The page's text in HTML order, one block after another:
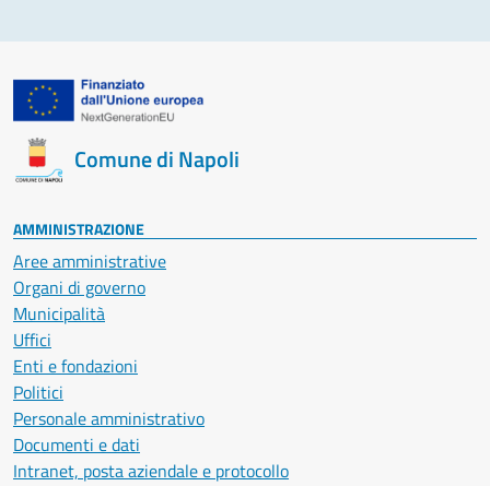
Comune di Napoli
AMMINISTRAZIONE
Aree amministrative
Organi di governo
Municipalità
Uffici
Enti e fondazioni
Politici
Personale amministrativo
Documenti e dati
Intranet, posta aziendale e protocollo